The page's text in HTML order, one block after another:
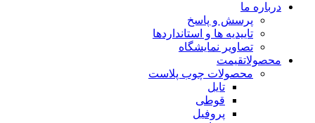
درباره ما
پرسش و پاسخ
تاییدیه ها و استانداردها
تصاویر نمایشگاه
محصولاتقیمت
محصولات چوب پلاست
تایل
قوطی
پروفیل